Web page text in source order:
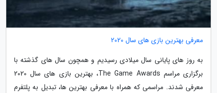
معرفی بهترین بازی های سال 2020
به روز های پایانی سال میلادی رسیدیم و همچون سال های گذشته با
برگزاری مراسم The Game Awards، بهترین بازی های سال 2020
معرفی شدند. مراسمی که همراه با معرفی بهترین ها، تبدیل به پلتفرم